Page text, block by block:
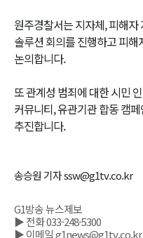
원주경찰서는 지자체, 피해
솔루션 회의를 진행하고 피
논의합니다.
또 관계성 범죄에 대한 시민
커뮤니티, 유관기관 합동 캠
추진합니다.
송승원 기자 ssw@g1tv.co.kr
G1방송 뉴스제보
▶ 전화 033-248-5300
▶ 이메일 g1news@g1tv.co.kr